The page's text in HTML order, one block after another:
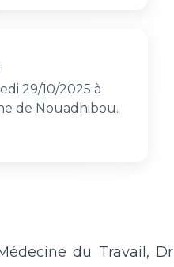
29/10/2025 à
de Nouadhibou.
du Travail, Dr